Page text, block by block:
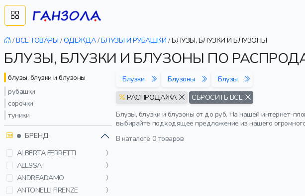
/ВСЕ ТОВАРЫ /ОДЕЖДА/БЛУЗЫ И РУБАШКИ /БЛУЗЫ, БЛУЗКИ И БЛУЗОНЫ
БЛУЗЫ, БЛУЗКИ И БЛУЗОНЫ ПО
блузы, блузки и блузоны
рубашки
сорочки
туники
БРЕНД
ALBERTA FERRETTI
ALESSA
ANDREADAMO
ANTONELLI FIRENZE
Блузки Блузоны
Блузы
РАСПРОДАЖА
СБРОСИТЬ ВСЕ
Блузы, блузки и блузоны от до руб. На нашей интернет-
выбирайте подходящее предложение из нашего
В каталоге 0 товаров